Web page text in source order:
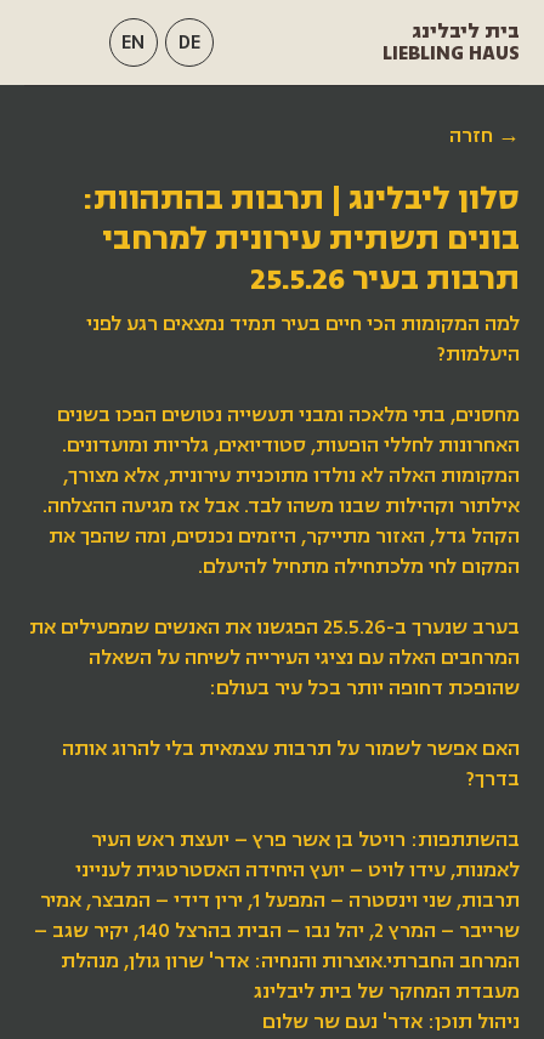
בית ליבלינג
LIEBLING HAUS
EN DE
→ חזרה
סלון ליבלינג | תרבות בהתהוות:
בונים תשתית עירונית למרחבי
תרבות בעיר 25.5.26
למה המקומות הכי חיים בעיר תמיד נמצאים רגע לפני
היעלמות?
מחסנים, בתי מלאכה ומבני תעשייה נטושים הפכו בשנים
האחרונות לחללי הופעות, סטודיואים, גלריות ומועדונים.
המקומות האלה לא נולדו מתוכנית עירונית, אלא מצורך,
אילתור וקהילות שבנו משהו לבד. אבל אז מגיעה ההצלחה.
הקהל גדל, האזור מתייקר, היזמים נכנסים, ומה שהפך את
המקום לחי מלכתחילה מתחיל להיעלם.
בערב שנערך ב-25.5.26 הפגשנו את האנשים שמפעילים את
המרחבים האלה עם נציגי העירייה לשיחה על השאלה
שהופכת דחופה יותר בכל עיר בעולם:
האם אפשר לשמור על תרבות עצמאית בלי להרוג אותה
בדרך?
בהשתתפות: רויטל בן אשר פרץ – יועצת ראש העיר
לאמנות, עידו לויט – יועץ היחידה האסטרטגית לענייני
תרבות, שני וינסטרה – המפעל 1, ירין דידי – המבצר, אמיר
שרייבר – המרץ 2, יהל נבו – הבית בהרצל 140, יקיר שגב –
המרחב החברתי.אוצרות והנחיה: אדר' שרון גולן, מנהלת
מעבדת המחקר של בית ליבלינג
ניהול תוכן: אדר' נעם שר שלום